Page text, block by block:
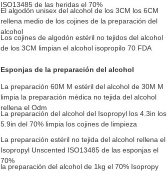
ISO13485 de las heridas el 70%
El algodón unisex del alcohol de los 3CM los 6CM
rellena medio de los cojines de la preparación del
alcohol
Los cojines de algodón estéril no tejidos del alcohol
de los 3CM limpian el alcohol isopropilo 70 FDA
Esponjas de la preparación del alcohol
La preparación 60M M estéril del alcohol de 30M M
limpia la preparación médica no tejida del alcohol
rellena el Odm
La preparación del alcohol del Isopropyl los 4.3in los
5.9in del 70% limpia los cojines de limpieza
La preparación estéril no tejida del alcohol rellena el
Isopropyl Unscented ISO13485 de las esponjas el
70%
la preparación del alcohol de 1kg el 70% Isopropy